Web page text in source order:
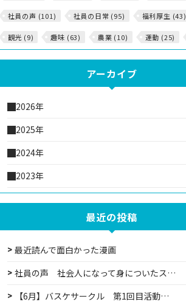
社員の声 (101) 社員の日常 (95) 福利厚生 (43)
観光 (9) 趣味 (63) 農業 (10) 運動 (25)
アーカイブ
2026年
2025年
2024年
2023年
最近の投稿
最近読んで面白かった漫画
社員の声 社会人になって身についたス…
【6月】バスケサークル 第1回目活動…